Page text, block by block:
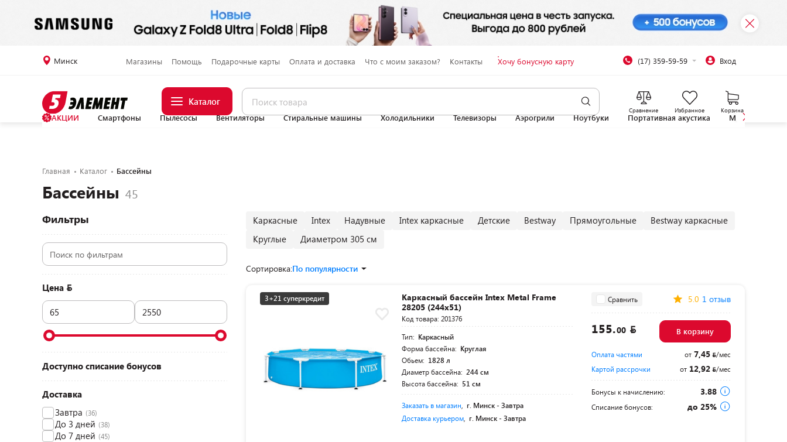
Минск Магазины Помощь Подарочные карты Оплата и доставка Что с моим заказом? Контакты Хочу бонусную карту (17) 359-59-59 Вход
Каталог
Сравнение Избранное Корзина
АКЦИИ Смартфоны Пылесосы Вентиляторы Стиральные машины Холодильники Телевизоры Аэрогрили Ноутбуки Портативная акустика
Главная Каталог Бассейны
Бассейны
Фильтры
Цена
Доступно списание бонусов
Доставка
Завтра (36)
До 3 дней (38)
До 7 дней (45)
Каркасные Intex Надувные Intex каркасные Детские Bestway Прямоугольные
Bestway каркасные
Круглые
Диаметром 305 см
Сортировка:По популярности
3+21 суперкредит
Каркасный бассейн Intex Metal Frame
28205 (244х51)
Код товара: 201376
Тип: Каркасный
Форма бассейна: Круглая
Обьем: 1828 л
Диаметр бассейна: 244 см
Высота бассейна: 51 см
Заказать в магазин г. Минск -Завтра
Доставка курьером г. Минск -Завтра
Сравнить 5.0 1 отзыв
155.00 В корзину
Оплата частями от7,45
/мес
Картой рассрочки
от12,92 /мес
Бонусы к начислению: 3.88
Списание бонусов: до 25%